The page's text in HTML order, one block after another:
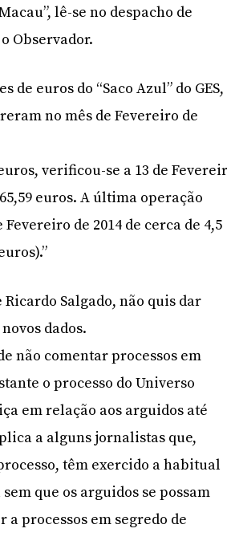
lê-se no despacho de
Observador.
euros do “Saco Azul” do GES,
no mês de Fevereiro de
verificou-se a 13 de
euros. A última operação
de 2014 de cerca de 4,5
Salgado, não quis dar
dados.
não comentar processos em
o processo do Universo
em relação aos arguidos até
a alguns jornalistas que,
têm exercido a habitual
que os arguidos se possam
processos em segredo de